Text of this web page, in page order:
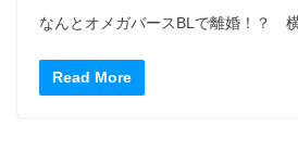
なんとオメガバースBLで離婚！？
Read More